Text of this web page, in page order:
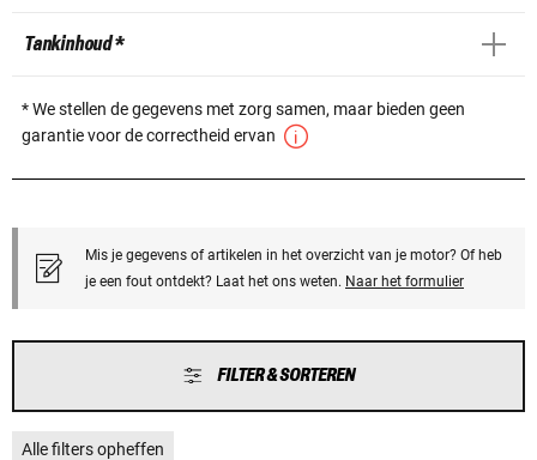
Tankinhoud *
* We stellen de gegevens met zorg samen, maar bieden geen
garantie voor de correctheid ervan
Mis je gegevens of artikelen in het overzicht van je motor? Of heb
je een fout ontdekt? Laat het ons weten. Naar het formulier
FILTER & SORTEREN
Alle filters opheffen